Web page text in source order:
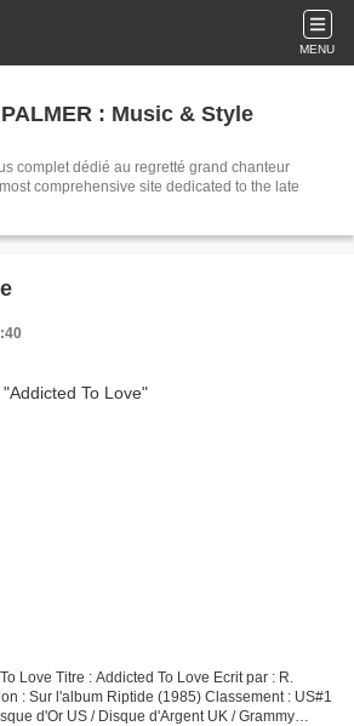
MENU
: Music & Style
complet dédié au regretté grand chanteur
Love Titre : Addicted To Love Ecrit par : R.
: Sur l'album Riptide (1985) Classement : US#1
d'Or US / Disque d'Argent UK / Grammy